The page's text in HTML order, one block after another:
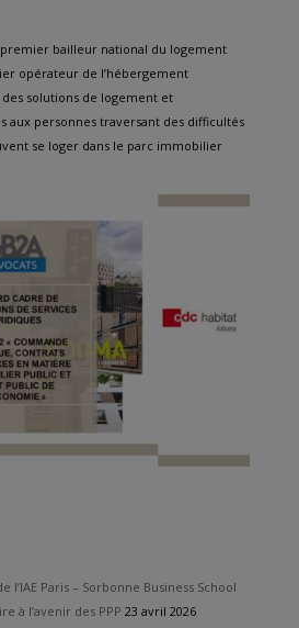
premier bailleur national du logement
opérateur de l’hébergement
solutions de logement et
aux personnes traversant des difficultés
se loger dans le parc immobilier
l’IAE Paris – Sorbonne Business School
à l’avenir des PPP 23 avril 2026